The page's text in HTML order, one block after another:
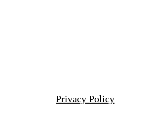
Privacy Policy